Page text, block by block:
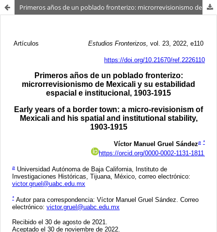
Primeros años de un poblado fronterizo: microrrevisionismo de Mexicali y su estabilidad espacial e institucional, 1903-1915